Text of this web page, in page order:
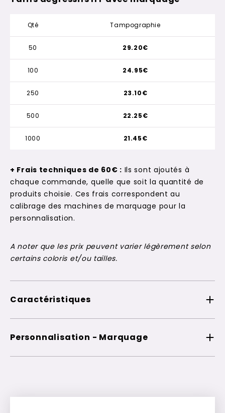
Qté Tampographie
50
100
250
500
1000
29.20€
24.95€
23.10€
22.25€
21.45€
+ Frais techniques de 60€ : Ils sont ajoutés à
chaque commande, quelle que soit la quantité de
produits choisie. Ces frais correspondent au
calibrage des machines de marquage pour la
personnalisation.
A noter que les prix peuvent varier légèrement selon
certains coloris et/ou tailles.
Caractéristiques
Personnalisation - Marquage